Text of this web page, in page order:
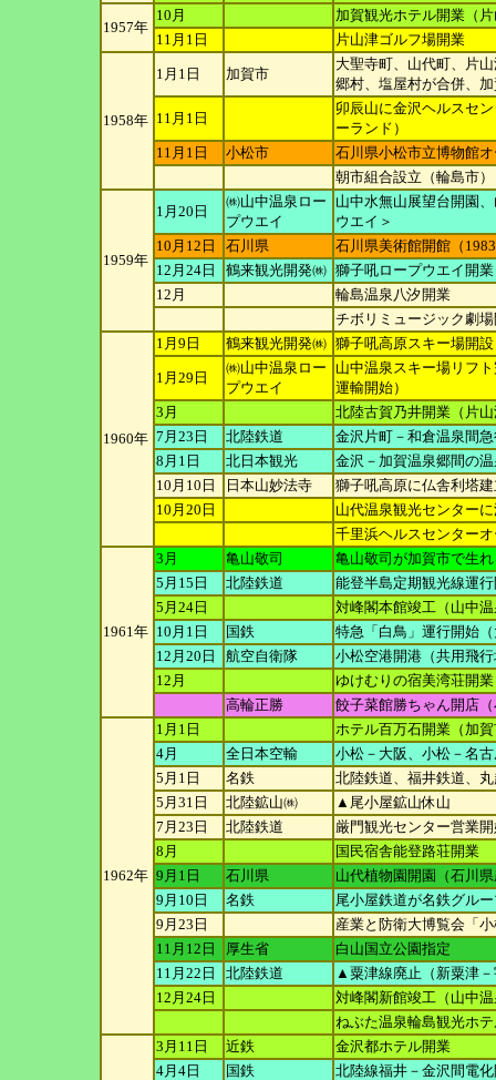
1957年
10月
加賀観光ホテル開業（
11月1日
片山津ゴルフ場開業
1958年
1月1日 加賀市
大聖寺町、山代町、片
郷村、塩屋村が合併、
11月1日
卯辰山に金沢ヘルスセ
ーランド）
11月1日
小松市
石川県小松市立博物館
朝市組合設立（輪島市）
1959年
1月20日
㈱山中温泉ロー
プウエイ
山中水無山展望台開園
ウエイ＞
10月12日
石川県
石川県美術館開館（
12月24日
鶴来観光開発㈱ 獅子吼ロープウエイ開
12月
輪島温泉八汐開業
チボリミュージック劇
1960年
1月9日 鶴来観光開発㈱ 獅子吼高原スキー場開
1月29日
㈱山中温泉ロー
プウエイ
山中温泉スキー場リフ
運輸開始）
3月
北陸古賀乃井開業（片
7月23日
北陸鉄道
金沢片町－和倉温泉間
8月1日
北日本観光
金沢－加賀温泉郷間の
10月10日
日本山妙法寺
獅子吼高原に仏舎利塔
10月20日
山代温泉観光センター
千里浜ヘルスセンター
1961年
3月 亀山敬司
亀山敬司が加賀市で生
5月15日
北陸鉄道
能登半島定期観光線運
5月24日
対峰閣本館竣工（山中
10月1日
国鉄
特急「白鳥」運行開始
12月20日
航空自衛隊
小松空港開港（共用飛
12月
ゆけむりの宿美湾荘開
高輪正勝
餃子菜館勝ちゃん開店
1962年
1月1日
ホテル百万石開業（加
4月
全日本空輸
小松－大阪、小松－名
5月1日
名鉄
北陸鉄道、福井鉄道、
5月31日
北陸鉱山㈱
▲尾小屋鉱山休山
7月23日
北陸鉄道
厳門観光センター営業
8月
国民宿舎能登路荘開業
9月1日
石川県
山代植物園開園（石川
9月10日
名鉄
尾小屋鉄道が名鉄グル
9月23日
産業と防衛大博覧会「
11月12日
厚生省
白山国立公園指定
11月22日
北陸鉄道
▲粟津線廃止（新粟津
12月24日
対峰閣新館竣工（山中
ねぶた温泉輪島観光ホ
3月11日 近鉄
金沢都ホテル開業
4月4日
国鉄
北陸線福井－金沢間電